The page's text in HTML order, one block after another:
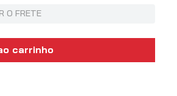
O FRETE
carrinho